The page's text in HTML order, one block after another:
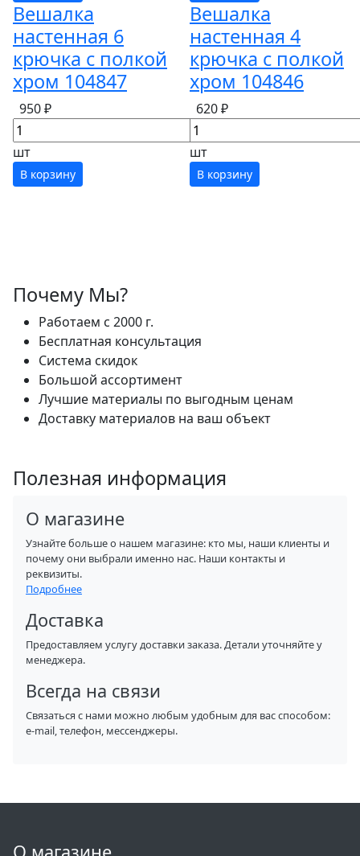
Вешалка
настенная 6
крючка с полкой
хром 104847
950 ₽
шт
В корзину
Вешалка
настенная 4
крючка с полкой
хром 104846
620 ₽
шт
В корзину
Почему Мы?
Работаем с 2000 г.
Бесплатная консультация
Система скидок
Большой ассортимент
Лучшие материалы по выгодным ценам
Доставку материалов на ваш объект
Полезная информация
О магазине
Узнайте больше о нашем магазине: кто мы, наши клиенты и
почему они выбрали именно нас. Наши контакты и
реквизиты.
Подробнее
Доставка
Предоставляем услугу доставки заказа. Детали уточняйте у
менеджера.
Всегда на связи
Связаться с нами можно любым удобным для вас способом:
e-mail, телефон, мессенджеры.